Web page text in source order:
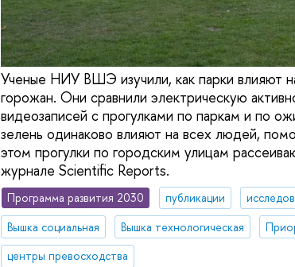
Ученые НИУ ВШЭ изучили, как парки влияют
горожан. Они сравнили электрическую
видеозаписей с прогулками по паркам и по
зелень одинаково влияют на всех людей,
этом прогулки по городским улицам
журнале Scientific Reports.
Программа развития 2030 публикации
Вышка социальная
Вышка технологическая
центры превосходства